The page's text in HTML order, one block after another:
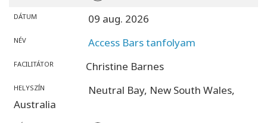
DÁTUM 09 aug. 2026
NÉV Access Bars tanfolyam
FACILITÁTOR Christine Barnes
HELYSZÍN Neutral Bay, New South Wales,
Australia